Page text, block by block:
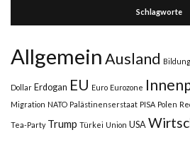
Schlagworte
AllgemeinAusland Bildung
Dollar Erdogan EU Euro Eurozone
Migration NATO Palästinenserstaat PISA Polen
Tea-Party Trump Türkei Union USA